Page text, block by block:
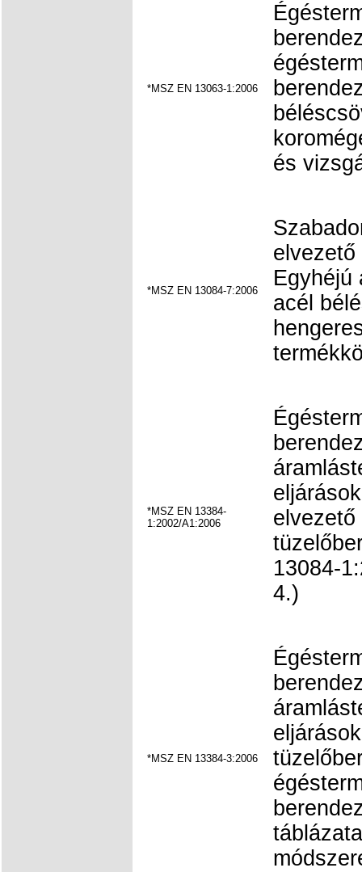
*MSZ EN 13063-1:2006
és
*MSZ EN 13084-7:2006
Egyhéjú
acél
*MSZ EN 13384-
1:2002/A1:2006
elvezető
13084-
4.)
*MSZ EN 13384-3:2006